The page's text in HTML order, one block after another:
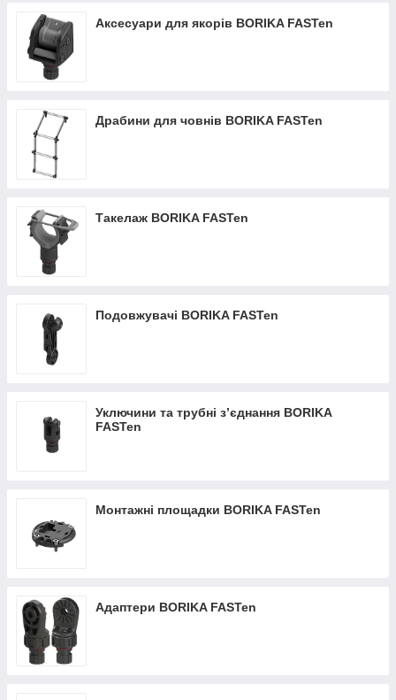
Аксесуари для якорів BORIKA FASTen
Драбини для човнів BORIKA FASTen
Такелаж BORIKA FASTen
Подовжувачі BORIKA FASTen
Уключини та трубні з’єднання BORIKA
FASTen
Монтажні площадки BORIKA FASTen
Адаптери BORIKA FASTen